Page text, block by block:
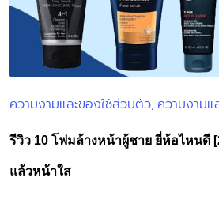
Posted
ความงามและของใช้ส่วนตัว ความงามแ
รีวิว 10 โฟมล้างหน้าผู้ชาย ยี่ห้อไหนดี
แล้วหน้าใส